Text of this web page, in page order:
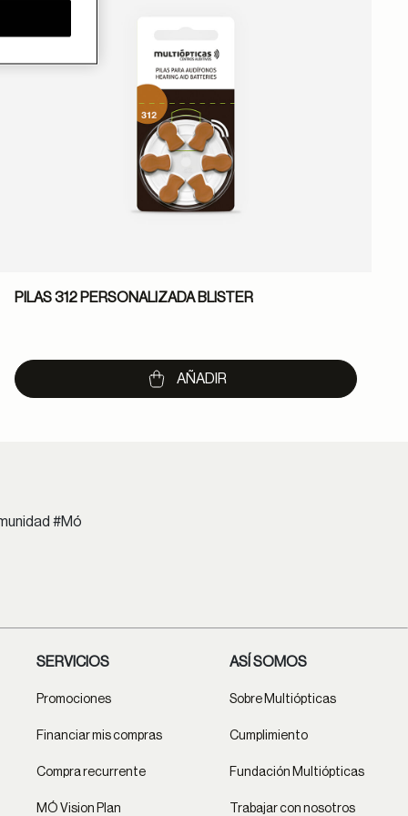
PILAS 312 PERSONALIZADA BLISTER
AÑADIR
#Mó
SERVICIOS
Promociones
Financiar mis compras
Compra recurrente
MÓ Vision Plan
ASÍ SOMOS
Sobre Multiópticas
Cumplimiento
Fundación Multiópticas
Trabajar con nosotros